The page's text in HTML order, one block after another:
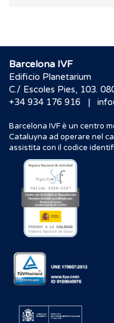
Barcelona IVF
Edificio Planetarium
C./ Escoles Pies, 103.
+34 934 176 916
|
Barcelona IVF è un centro
Cataluyna ad operare nel
assistita con il codice